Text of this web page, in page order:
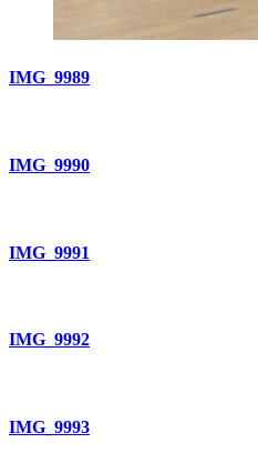
IMG_9989
IMG_9990
IMG_9991
IMG_9992
IMG_9993